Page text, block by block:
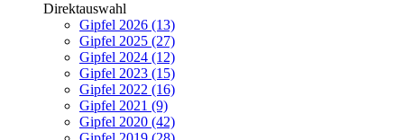
Direktauswahl
Gipfel 2026 (13)
Gipfel 2025 (27)
Gipfel 2024 (12)
Gipfel 2023 (15)
Gipfel 2022 (16)
Gipfel 2021 (9)
Gipfel 2020 (42)